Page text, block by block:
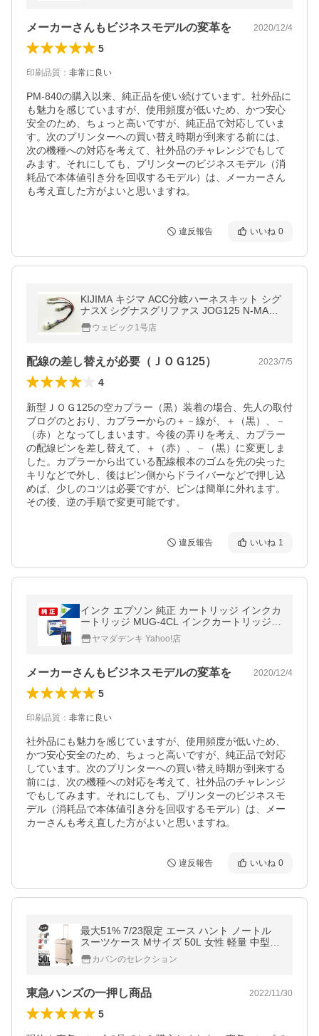
メーカーさんもビジネスモデルの変革を 2020/12/4
5
印刷品質 ： 非常に良い
PM-840の購入以来、純正品を使い続けています。社外品に
も魅力を感じていますが、使用頻度が低いため、かつ安心
安全のため、ちょっと高いですが、純正品で対応していま
す。次のプリンターへの買い替え時期が到来する前には、
次の機種への対応を考えて、社外品のチャレンジでもして
みます。それにしても、プリンターのビジネスモデル（消
耗品で本体値引き分を回収するモデル）は、メーカーさん
も考え直した方がよいと思いますね。
違反報告 いいね 0
KIJIMA キジマ ACC分岐ハーネスキット シグ
ナスX シグナスグリファス JOG125 N-MAX
NMAX155 YAMAHA ヤマハ その他ハーネス
スイッチ・ハーネス関係 電装系
ウェビック1号店
配線の差し替えが必要（ＪＯＧ125） 2023/7/5
4
新型ＪＯＧ125の空カプラー（黒）装着の場合、先人の取付
ブログのとおり、カプラーからの＋－線が、＋（黒）、－
（赤）となってしまいます。今後の弄りを考え、カプラー
の配線ピンを差し替えて、＋（赤）、－（黒）に変更しま
した。カプラーから出ている配線根本のゴムを先の尖った
キリなどで外し、後はピン側からドライバーなどで押し込
めば、少しのコツは必要ですが、ピンは簡単に外れます。
その後、逆の手順で変更可能です。
違反報告 いいね 1
インク エプソン 純正 カートリッジ インクカ
ートリッジ MUG-4CL インクカートリッジ
カラリオ インク
ヤマダデンキ Yahoo!店
メーカーさんもビジネスモデルの変革を 2020/12/4
5
印刷品質 ： 非常に良い
社外品にも魅力を感じていますが、使用頻度が低いため、
かつ安心安全のため、ちょっと高いですが、純正品で対応
しています。次のプリンターへの買い替え時期が到来する
前には、次の機種への対応を考えて、社外品のチャレンジ
でもしてみます。それにしても、プリンターのビジネスモ
デル（消耗品で本体値引き分を回収するモデル）は、メー
カーさんも考え直した方がよいと思いますね。
違反報告 いいね 0
最大51% 7/23限定 エース ハント ノートル
スーツケース Mサイズ 50L 女性 軽量 中型
ストッパー付き レディース ブランド ACE H
aNT 06882 キャリーケース trpp
カバンのセレクション
東急ハンズの一押し商品 2022/11/30
5